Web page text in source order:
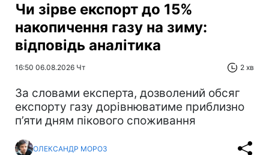
Чи зірве експорт до 15%
накопичення газу на зиму:
відповідь аналітика
16:50 06.08.2026 Чт 2 хв
За словами експерта, дозволений обсяг
експорту газу дорівнюватиме приблизно
п’яти дням пікового споживання
ОЛЕКСАНДР МОРОЗ